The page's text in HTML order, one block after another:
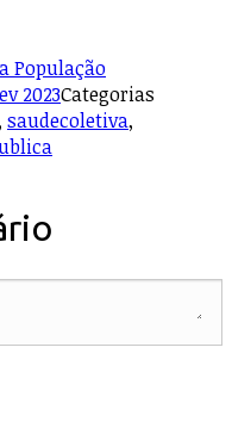
População
2023Categorias
saudecoletiva,